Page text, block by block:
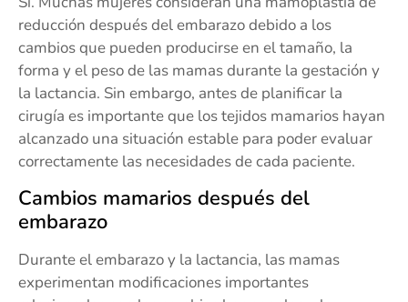
reducción después del embarazo debido a los
cambios que pueden producirse en el tamaño, la
forma y el peso de las mamas durante la gestación y
la lactancia. Sin embargo, antes de planificar la
cirugía es importante que los tejidos mamarios hayan
alcanzado una situación estable para poder evaluar
correctamente las necesidades de cada paciente.
Cambios mamarios después del
embarazo
Durante el embarazo y la lactancia, las mamas
experimentan modificaciones importantes